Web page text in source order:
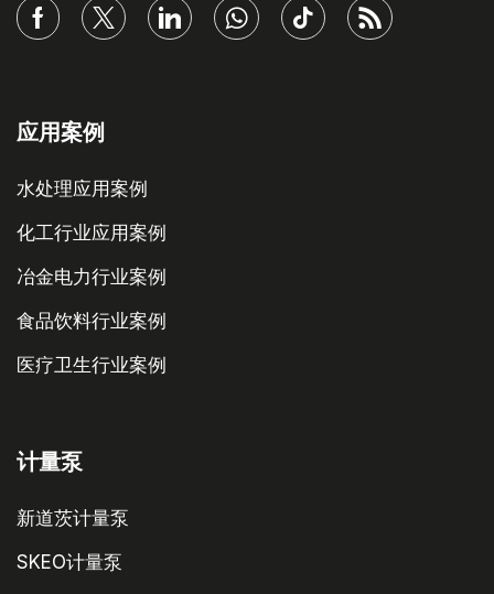
应用案例
水处理应用案例
化工行业应用案例
冶金电力行业案例
食品饮料行业案例
医疗卫生行业案例
计量泵
新道茨计量泵
SKEO计量泵